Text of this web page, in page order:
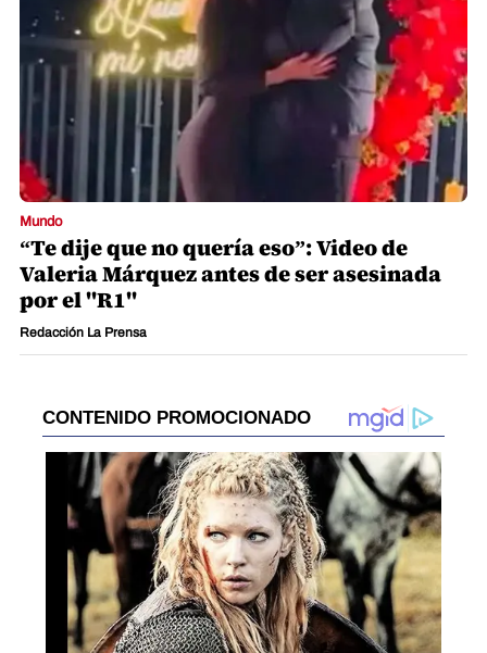
Mundo
“Te dije que no quería eso”: Video de
Valeria Márquez antes de ser asesinada
por el "R1"
Redacción La Prensa